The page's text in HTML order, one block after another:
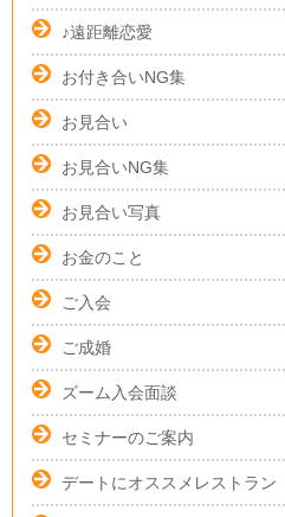
♪遠距離恋愛
お付き合いNG集
お見合い
お見合いNG集
お見合い写真
お金のこと
ご入会
ご成婚
ズーム入会面談
セミナーのご案内
デートにオススメレストラン